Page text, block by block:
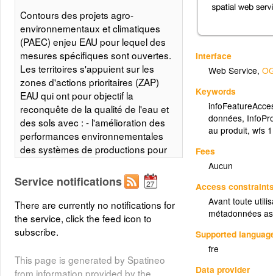
Interface
Web Service,
Keywords
données,
au produit,wfs
Fees
Aucun
Access
Avant toute
métadonnées
Supported
fre
Data provider
Contours des projets agro-
environnementaux et climatiques
(PAEC) enjeu EAU pour lequel des
mesures spécifiques sont ouvertes.
Les territoires s'appuient sur les
zones d'actions prioritaires (ZAP)
EAU qui ont pour objectif la
reconquête de la qualité de l'eau et
des sols avec : - l'amélioration des
performances environnementales
des systèmes de productions pour
limiter les risques de pollution des
sols et des eaux - la préservation et
la gestion des zones humides pour
limiter les transferts de polluants
vers les eaux - la préservation et la
gestion du bocage pour limiter les
eaux.
Service notifications
There are currently no notifications for
the service, click the feed icon to
subscribe.
This page is generated by Spatineo
from information provided by the